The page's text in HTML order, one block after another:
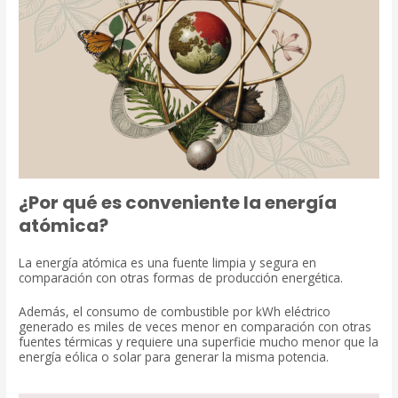
¿Por qué es conveniente la energía
atómica?
La energía atómica es una fuente limpia y segura en
comparación con otras formas de producción energética.
Además, el consumo de combustible por kWh eléctrico
generado es miles de veces menor en comparación con otras
fuentes térmicas y requiere una superficie mucho menor que la
energía eólica o solar para generar la misma potencia.